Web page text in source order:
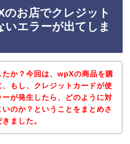
のお店でクレジット
いエラーが出てしま
たか？今回は、wpXの商品を購
、もし、クレジットカードが使
ーが発生したら、どのように対
いのか？ということをまとめさ
ました。